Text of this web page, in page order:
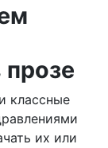
классные
их или